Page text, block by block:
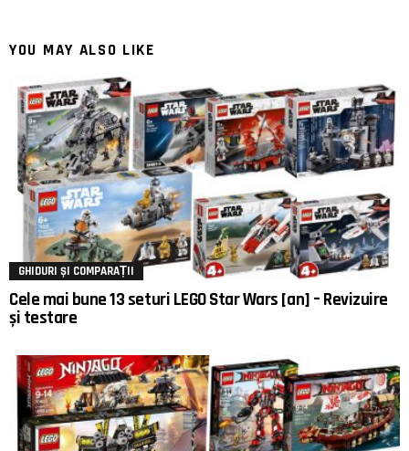
YOU MAY ALSO LIKE
GHIDURI ȘI COMPARAȚII
Cele mai bune 13 seturi LEGO Star Wars [an] – Revizuire
și testare